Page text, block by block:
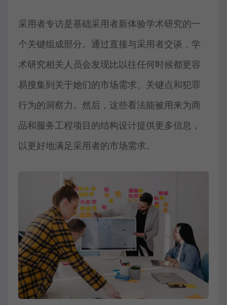
采用者专访是基础采用者新体验学术研究的一
个关键组成部分。通过直接与采用者交谈，学
术研究相关人员会发现比以往任何时候都更容
易搜集到关于她们的市场需求、关键点和犯罪
行为的洞察力。然后，这些看法能被用来为商
品和服务工程项目的结构设计提供更多信息，
以更好地满足采用者的市场需求。